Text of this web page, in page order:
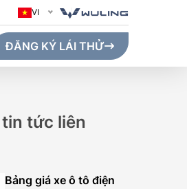
VI
ĐĂNG KÝ LÁI THỬ
tức liên
Bảng giá xe ô tô điện